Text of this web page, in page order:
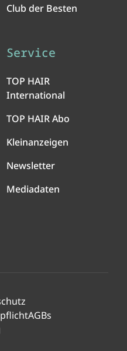
Club der Besten
Service
TOP HAIR
International
TOP HAIR Abo
Kleinanzeigen
Newsletter
Mediadaten
AGBs